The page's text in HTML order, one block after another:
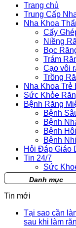
Trang chủ
Trung Cấp
Nha Khoa
Cấy
Niềng
Bọc
Trám
Cạo vôi
Trồng
Nha Khoa Trẻ
Sức Khỏe
Bệnh Răng
Bệnh
Bệnh
Bệnh
Bệnh
Hỏi Đáp Giáo
Tin 24/7
Sức
Danh mục
Tin mới
Tại sao cần
sau khi làm
Tiêu chí của
răng chỉnh nha